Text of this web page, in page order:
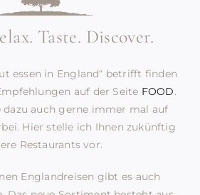
Taste. Discover.
essen in England“ betrifft finden
auf der Seite FOOD.
dazu auch gerne immer mal auf
Hier stelle ich Ihnen zukünftig
Restaurants vor.
Englandreisen gibt es auch